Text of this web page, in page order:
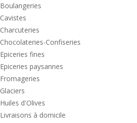
Boulangeries
Cavistes
Charcuteries
Chocolateries-Confiseries
Epiceries fines
Epiceries paysannes
Fromageries
Glaciers
Huiles d'Olives
Livraisons à domicile